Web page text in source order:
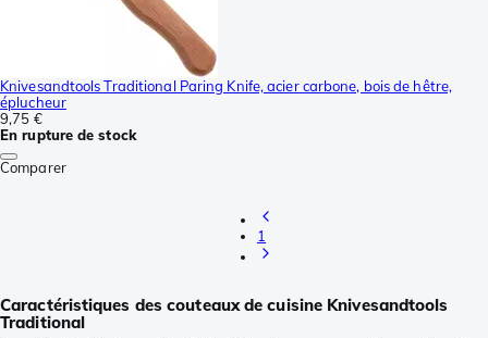
Knivesandtools Traditional Paring Knife, acier carbone, bois de hêtre,
éplucheur
9,75 €
En rupture de stock
Comparer
1
Caractéristiques des couteaux de cuisine Knivesandtools
Traditional